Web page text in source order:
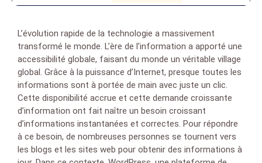
L’évolution rapide de la technologie a massivement
transformé le monde. L’ère de l’information a apporté une
accessibilité globale, faisant du monde un véritable village
global. Grâce à la puissance d’Internet, presque toutes les
informations sont à portée de main avec juste un clic.
Cette disponibilité accrue et cette demande croissante
d’information ont fait naître un besoin croissant
d’informations instantanées et correctes. Pour répondre
à ce besoin, de nombreuses personnes se tournent vers
les blogs et les sites web pour obtenir des informations à